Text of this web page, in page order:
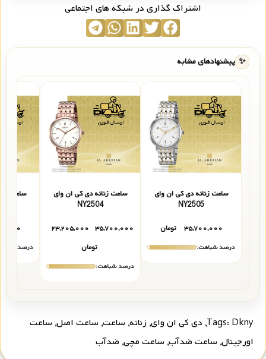
اشتراک گذاری در شبکه های اجتماعی
✨ پیشنهادهای مشابه
ساعت زنانه دی کی ان وای
NY2505
۳۵,۷۰۰,۰۰۰
تومان
درصد شباهت:
ساعت زنانه دی کی ان وای
NY2504
۳۵,۷۰۰,۰۰۰
۲۳,۲۰۵,۰۰۰
تومان
درصد شباهت:
ساعت
درصد
Tags: Dkny
, دی کی ان وای, زنانه, ساعت, ساعت اصل, ساعت
اورجینال, ساعت ضدآب, ساعت مچی, ضدآب